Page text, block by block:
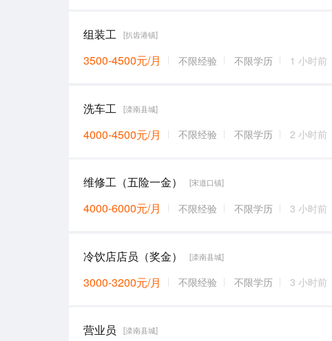
组装工 [扒齿港镇]
3500-4500元/月 不限经验 不限学历 1 小时前
洗车工 [滦南县城]
4000-4500元/月 不限经验 不限学历 2 小时前
维修工（五险一金） [宋道口镇]
4000-6000元/月 不限经验 不限学历 3 小时前
冷饮店店员（奖金） [滦南县城]
3000-3200元/月 不限经验 不限学历 3 小时前
营业员 [滦南县城]